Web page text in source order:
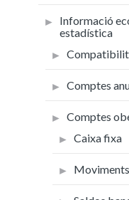
Informació
estadística
Comptes
Comptes
Caixa fixa